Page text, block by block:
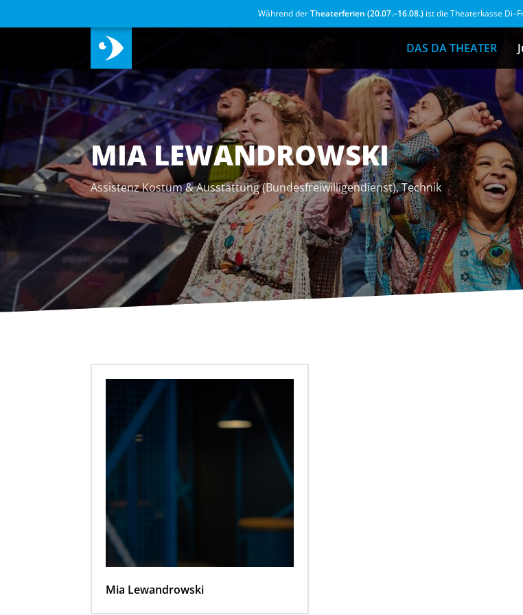
Während derTheaterferien (20.07.–16.08.)ist die Theaterkasse
DAS DA THEATER
MIA LEWANDROWSKI
Assistenz Kostüm & Ausstattung (Bundesfreiwilligendienst), Technik
Mia Lewandrowski